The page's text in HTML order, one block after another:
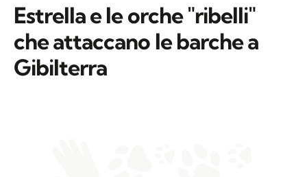
Estrella e le orche "ribelli"
che attaccano le barche a
Gibilterra